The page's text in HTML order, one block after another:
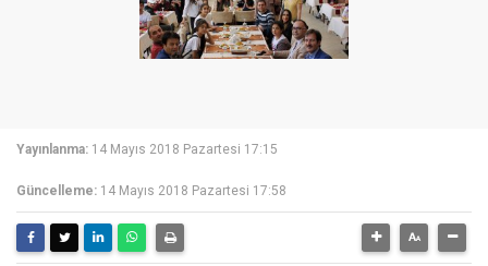
Yayınlanma: 14 Mayıs 2018 Pazartesi 17:15
Güncelleme: 14 Mayıs 2018 Pazartesi 17:58